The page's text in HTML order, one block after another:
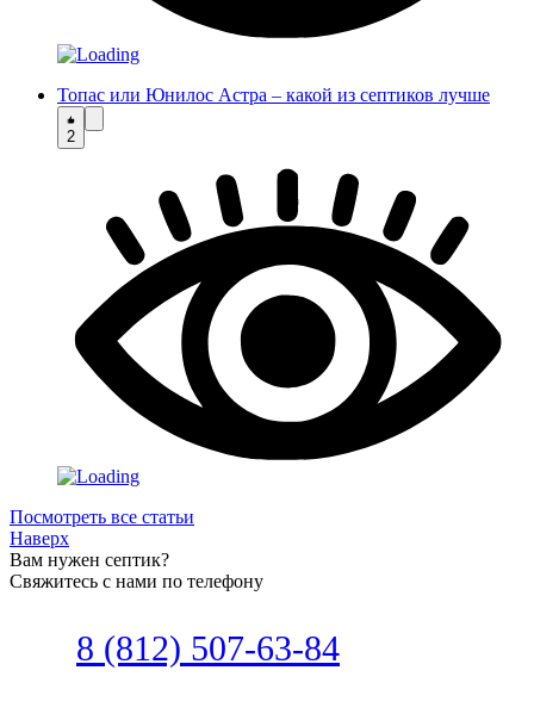
Топас или Юнилос Астра – какой из септиков лучше
2
Посмотреть все статьи
Наверх
Вам нужен септик?
Свяжитесь с нами по телефону
8 (812) 507-63-84